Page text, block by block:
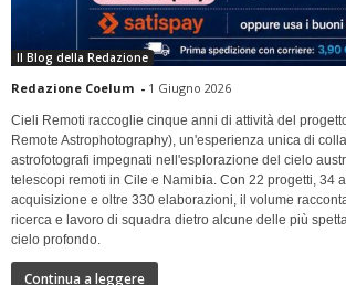
Il Blog della Redazione
Redazione Coelum - 1 Giugno 2026
Cieli Remoti raccoglie cinque anni di attività del
Remote Astrophotography), un'esperienza unica di
astrofotografi impegnati nell'esplorazione del cielo
telescopi remoti in Cile e Namibia. Con 22 progetti, 34
acquisizione e oltre 330 elaborazioni, il volume
ricerca e lavoro di squadra dietro alcune delle più
cielo profondo.
Continua a leggere